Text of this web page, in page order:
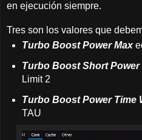
en ejecución siempre.
Tres son los valores que
Turbo Boost Power Max
Turbo Boost Short Power
Limit 2
Turbo Boost Power Time
TAU